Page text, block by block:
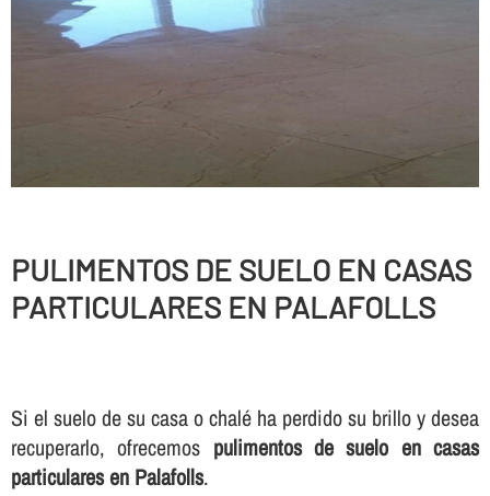
PULIMENTOS DE SUELO EN CASAS
PARTICULARES EN PALAFOLLS
Si el suelo de su casa o chalé ha perdido su brillo y desea
recuperarlo, ofrecemos pulimentos de suelo en casas
particulares en Palafolls.